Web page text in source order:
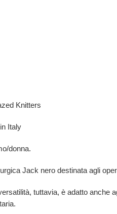
Knitters
Italy
donna.
Jack nero destinata agli
tuttavia, è adatto anche